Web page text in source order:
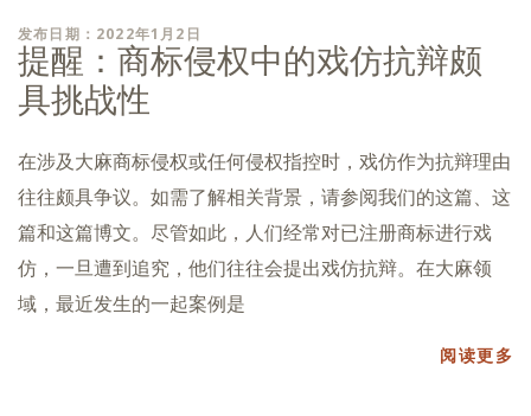
发布日期：2022年1月2日
提醒：商标侵权中的戏仿抗辩颇
具挑战性
在涉及大麻商标侵权或任何侵权指控时，戏仿作为抗辩理由
往往颇具争议。如需了解相关背景，请参阅我们的这篇、这
篇和这篇博文。尽管如此，人们经常对已注册商标进行戏
仿，一旦遭到追究，他们往往会提出戏仿抗辩。在大麻领
域，最近发生的一起案例是
阅读更多